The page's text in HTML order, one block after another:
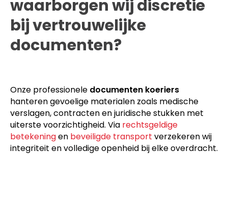
waarborgen wij discretie
bij vertrouwelijke
documenten?
Onze professionele documenten koeriers
hanteren gevoelige materialen zoals medische
verslagen, contracten en juridische stukken met
uiterste voorzichtigheid. Via rechtsgeldige
betekeningen beveiligde transport verzekeren wij
integriteit en volledige openheid bij elke overdracht.